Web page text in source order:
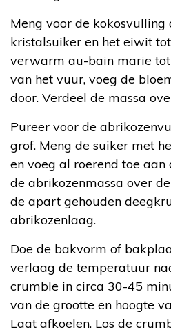
Meng voor de kokosvulling
kristalsuiker en het eiwit
verwarm au-bain marie tot
van het vuur, voeg de
door. Verdeel de massa
Pureer voor de
grof. Meng de suiker met
en voeg al roerend toe aan
de abrikozenmassa over
de apart gehouden
abrikozenlaag.
Doe de bakvorm of
verlaag de temperatuur
crumble in circa 30-45
van de grootte en hoogte
Laat afkoelen. Los de